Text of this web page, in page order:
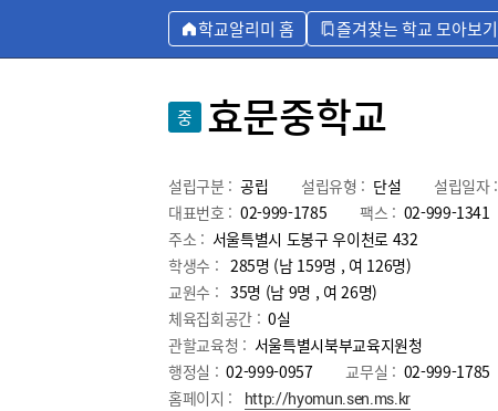
학교알리미 홈 즐겨찾는 학교 모아보기
중 효문중학교
설립구분 : 공립 설립유형 : 단설 설립일자 :
대표번호 : 02-999-1785 팩스 : 02-999-1341
주소 : 서울특별시 도봉구 우이천로 432
학생수 : 285명 (남 159명 , 여 126명)
교원수 : 35명 (남 9명 , 여26명)
체육집회공간 : 0실
관할교육청 : 서울특별시북부교육지원청
행정실 : 02-999-0957 교무실 : 02-999-1785
홈페이지 :
http://hyomun.sen.ms.kr